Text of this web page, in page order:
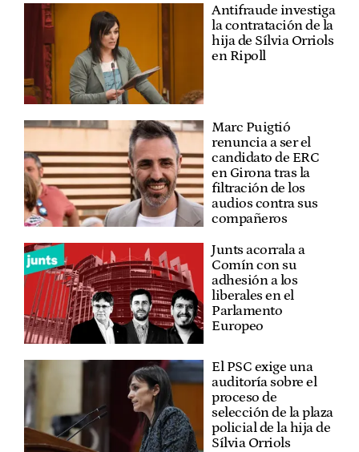
Antifraude investiga
la contratación de la
hija de Sílvia Orriols
en Ripoll
Marc Puigtió
renuncia a ser el
candidato de ERC
en Girona tras la
filtración de los
audios contra sus
compañeros
Junts acorrala a
Comín con su
adhesión a los
liberales en el
Parlamento
Europeo
El PSC exige una
auditoría sobre el
proceso de
selección de la plaza
policial de la hija de
Sílvia Orriols